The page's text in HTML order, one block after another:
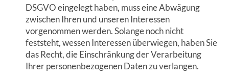
DSGVO eingelegt haben, muss eine Abwägung
zwischen Ihren und unseren Interessen
vorgenommen werden. Solange noch nicht
feststeht, wessen Interessen überwiegen, haben Sie
das Recht, die Einschränkung der Verarbeitung
Ihrer personenbezogenen Daten zu verlangen.